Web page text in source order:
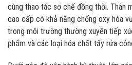
cùng thao tác sơ chế đồng thời. Thân
cao cấp có khả năng chống oxy hóa
trong môi trường thường xuyên tiếp
phẩm và các loại hóa chất tẩy rửa